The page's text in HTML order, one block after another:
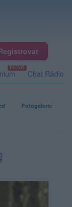
Chat Rádio
Fotogalerie